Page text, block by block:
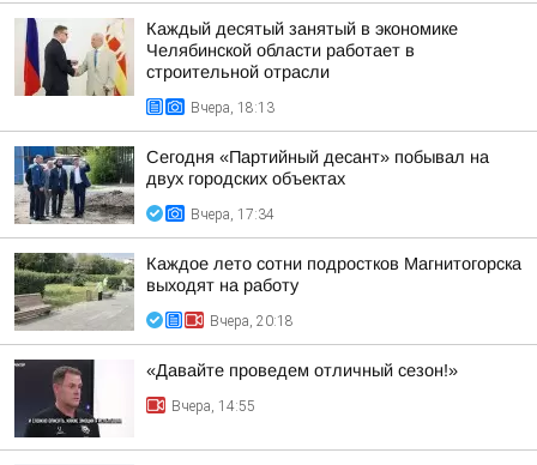
Каждый десятый занятый в экономике
Челябинской области работает в
строительной отрасли
Вчера, 18:13
Сегодня «Партийный десант» побывал на
двух городских объектах
Вчера, 17:34
Каждое лето сотни подростков Магнитогорска
выходят на работу
Вчера, 20:18
«Давайте проведем отличный сезон!»
Вчера, 14:55